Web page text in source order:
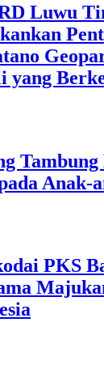
Luwu
yang
Anak-
PKS